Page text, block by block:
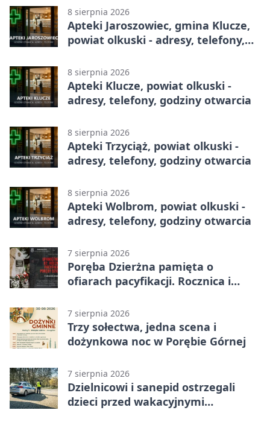
8 sierpnia 2026
Apteki Jaroszowiec, gmina Klucze,
powiat olkuski - adresy, telefony,
8 sierpnia 2026
Apteki Klucze, powiat olkuski -
adresy, telefony, godziny otwarcia
8 sierpnia 2026
Apteki Trzyciąż, powiat olkuski -
adresy, telefony, godziny otwarcia
8 sierpnia 2026
Apteki Wolbrom, powiat olkuski -
adresy, telefony, godziny otwarcia
7 sierpnia 2026
Poręba Dzierżna pamięta o
ofiarach pacyfikacji. Rocznica i
7 sierpnia 2026
Trzy sołectwa, jedna scena i
dożynkowa noc w Porębie Górnej
7 sierpnia 2026
Dzielnicowi i sanepid ostrzegali
dzieci przed wakacyjnymi